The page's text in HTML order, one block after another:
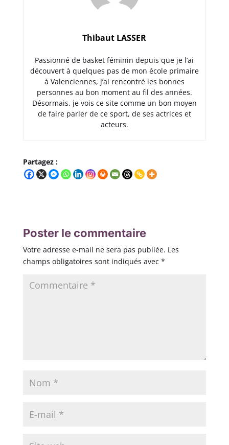
Thibaut LASSER
Passionné de basket féminin depuis que je l’ai
découvert à quelques pas de mon école primaire
à Valenciennes, j’ai rencontré les bonnes
personnes au bon moment au fil des années.
Désormais, je vois ce site comme un bon moyen
de faire parler de ce sport, de ses actrices et
acteurs.
Partagez :
Poster le commentaire
Votre adresse e-mail ne sera pas publiée. Les
champs obligatoires sont indiqués avec *